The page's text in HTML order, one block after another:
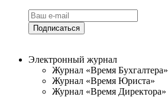
Подписаться
Электронный журнал
Журнал «Время Бухгалтера»
Журнал «Время Юриста»
Журнал «Время Директора»